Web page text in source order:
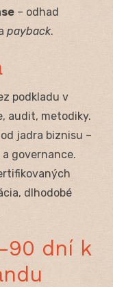
– odhad
payback.
podkladu v
audit, metodiky.
jadra biznisu –
governance.
dlhodobé
dní k